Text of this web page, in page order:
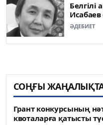
Исабаев
ӘДЕБИЕТ
СОҢҒЫ
Грант конкурсының
квоталарға қатысты